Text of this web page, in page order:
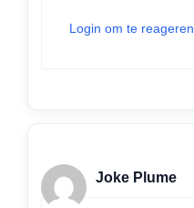
Login om te reageren
Joke Plume